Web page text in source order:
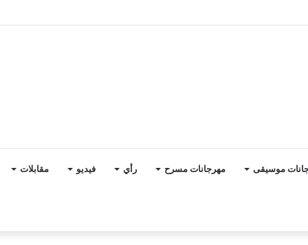
موسيقى مهرجانات مسرح رأي فيديو مقابلات